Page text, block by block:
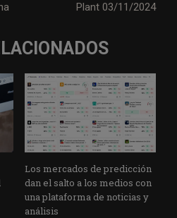
Plant 03/11/2024
Los mercados de predicción
dan el salto a los medios con
una plataforma de noticias y
análisis